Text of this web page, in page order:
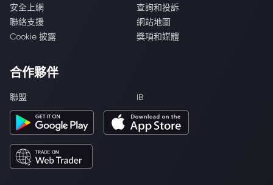
安全上網
查詢和投訴
聯絡支援
網站地圖
Cookie 披露
獎項和媒體
合作夥伴
聯盟 IB